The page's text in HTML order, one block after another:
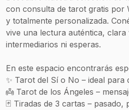
con consulta de tarot gratis por
y totalmente personalizada.
vive una lectura auténtica, clara
intermediarios ni esperas.
En este espacio encontrarás
✨ Tarot del Sí o No – ideal para
👼 Tarot de los Ángeles –
🃏 Tiradas de 3 cartas –